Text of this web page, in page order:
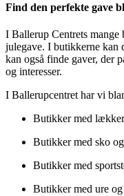
Find den perfekte gave
I Ballerup Centrets
julegave. I butikkerne kan
kan også finde gaver, der
og interesser.
I Ballerupcentret har vi
Butikker med
Butikker med sko
Butikker med
Butikker med ure